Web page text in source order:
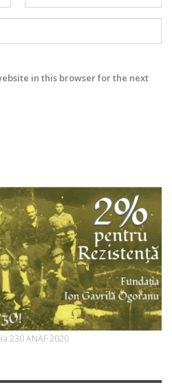
in this browser for the next
230 ANAF 2020